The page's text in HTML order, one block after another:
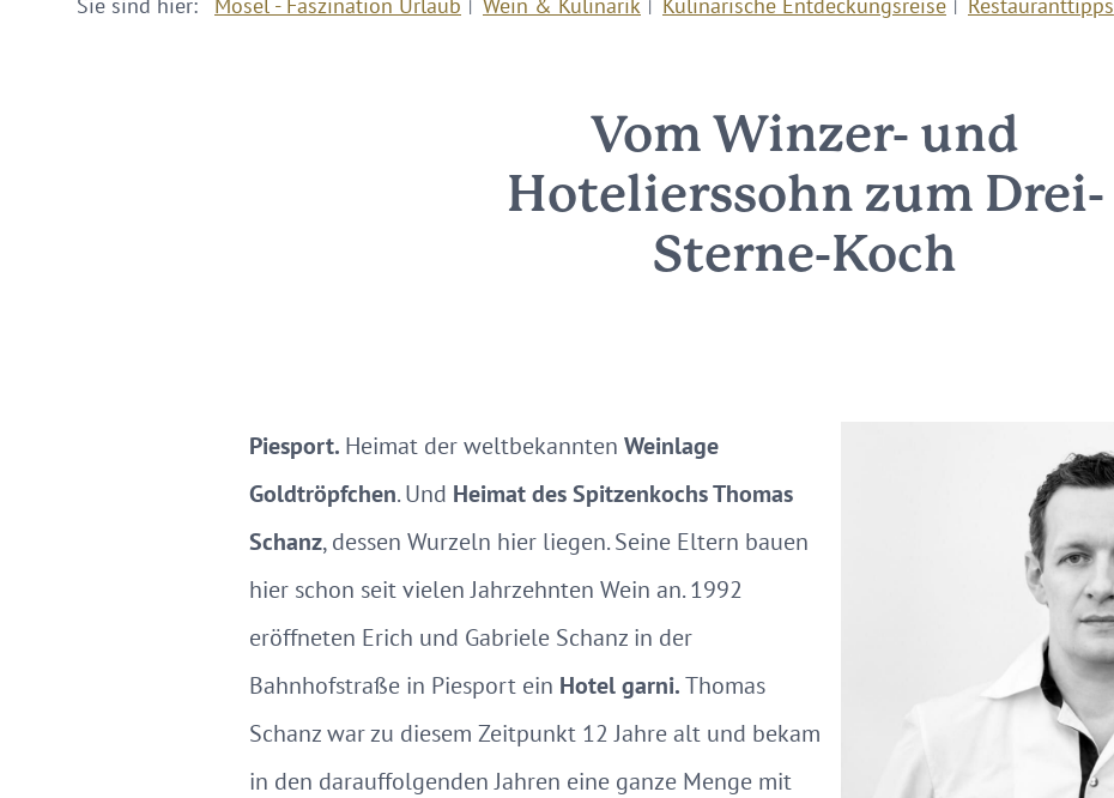
Vom Winzer- und
Hotelierssohn zum Drei-
Sterne-Koch
Piesport. Heimat der weltbekannten Weinlage
Goldtröpfchen. Und Heimat des Spitzenkochs Thomas
Schanz, dessen Wurzeln hier liegen. Seine Eltern bauen
hier schon seit vielen Jahrzehnten Wein an. 1992
eröffneten Erich und Gabriele Schanz in der
Bahnhofstraße in Piesport ein Hotel garni.Thomas
Schanz war zu diesem Zeitpunkt 12 Jahre alt und bekam
in den darauffolgenden Jahren eine ganze Menge mit